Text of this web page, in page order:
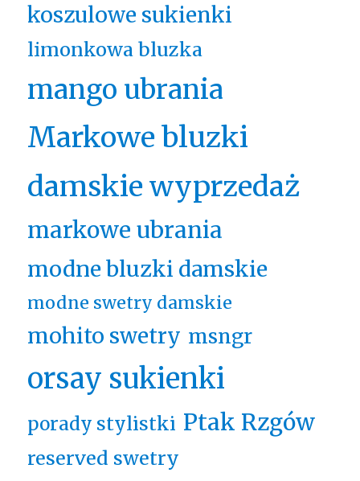
koszulowe sukienki
limonkowa bluzka
mango ubrania
Markowe bluzki
damskie wyprzedaż
markowe ubrania
modne bluzki damskie
modne swetry damskie
mohito swetry msngr
orsay sukienki
porady stylistki Ptak Rzgów
reserved swetry